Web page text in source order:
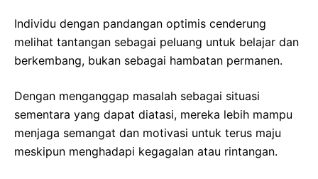
Individu dengan pandangan optimis cenderung
melihat tantangan sebagai peluang untuk belajar dan
berkembang, bukan sebagai hambatan permanen.
Dengan menganggap masalah sebagai situasi
sementara yang dapat diatasi, mereka lebih mampu
menjaga semangat dan motivasi untuk terus maju
meskipun menghadapi kegagalan atau rintangan.